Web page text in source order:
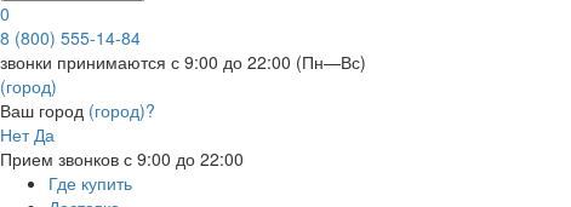
0
8 (800) 555-14-84
звонки принимаются с 9:00 до 22:00 (Пн—Вс)
(город)
Ваш город (город)?
Нет Да
Прием звонков с 9:00 до 22:00
Где купить